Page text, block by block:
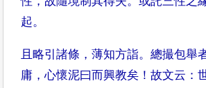
起。
且略引諸條 ，薄知方詣。總撮包舉
庸 ，心懷泥曰 而興教矣 ！故文云 ：